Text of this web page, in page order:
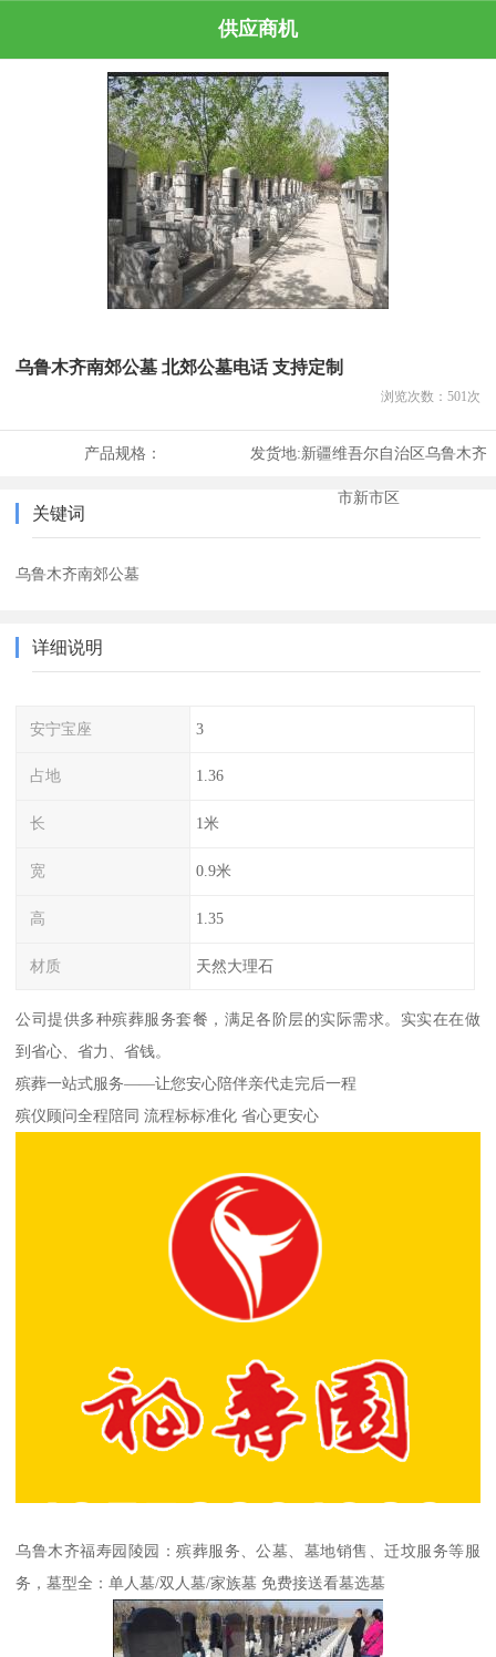
供应商机
乌鲁木齐南郊公墓 北郊公墓电话 支持定制
浏览次数： 501 次
产品规格： 发货地:新疆维吾尔自治区乌鲁木齐
市新市区
关键词
乌鲁木齐南郊公墓
详细说明
安宁宝座 3
占地 1.36
长 1米
宽 0.9米
高 1.35
材质 天然大理石
公司提供多种殡葬服务套餐，满足各阶层的实际需求。实实在在做
到省心、省力、省钱。
殡葬一站式服务——让您安心陪伴亲代走完后一程
殡仪顾问全程陪同 流程标标准化 省心更安心
乌鲁木齐福寿园陵园：殡葬服务、公墓、墓地销售、迁坟服务等服
务，墓型全：单人墓/双人墓/家族墓 免费接送看墓选墓